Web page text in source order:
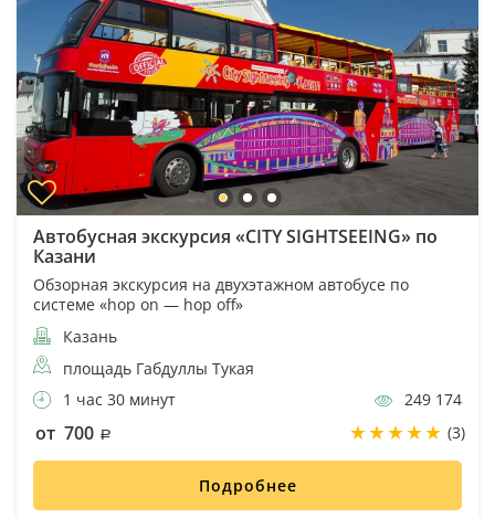
Автобусная экскурсия «CITY SIGHTSEEING» по
Казани
Обзорная экскурсия на двухэтажном автобусе по
системе «hop on — hop off»
Казань
площадь Габдуллы Тукая
1 час 30 минут
249 174
от 700 (3)
Подробнее